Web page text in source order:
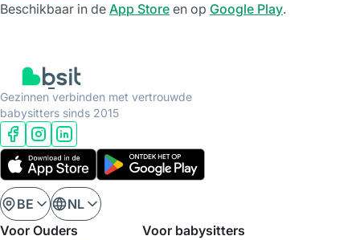
Beschikbaar in de App Store en op Google Play.
Gezinnen verbinden met vertrouwde
babysitters sinds 2015
BE
NL
Voor Ouders
Voor babysitters